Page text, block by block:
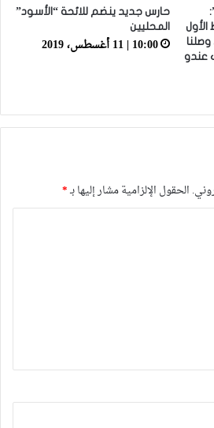
عندو
حارس جديد ينضم للائحة “الأسود”
المحليين
10:00 | 11 أغسطس، 2019
الحقول الإلزامية مشار إليها بـ*